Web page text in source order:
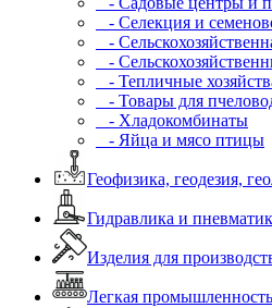
- Селекция и
-
-
- Тепличные
- Товары для
- Хладокомбинаты
- Яйца и мясо птицы
Геофизика, геодезия,
Гидравлика и
Изделия для
Легкая промышленность